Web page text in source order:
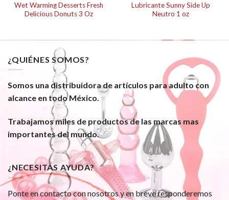
Wet Warming Desserts Fresh
Delicious Donuts 3 Oz
Lubricante Sunny Side Up
Neutro 1 oz
¿QUIÉNES SOMOS?
Somos una distribuidora de artículos para adulto con
alcance en todo México.
Trabajamos miles de productos de las marcas mas
importantes del mundo.
¿NECESITAS AYUDA?
Ponte en contacto con nosotros y en breve responderemos